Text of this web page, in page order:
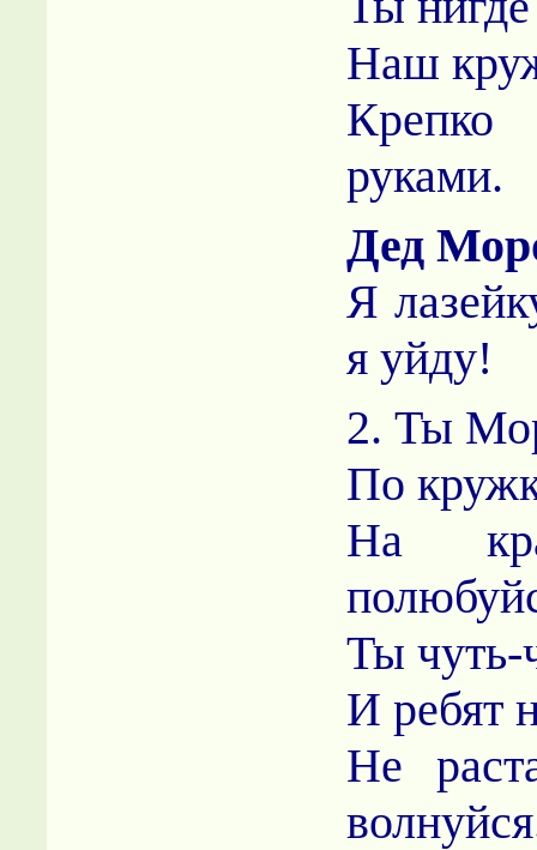
Наш
Крепко
руками.
Дед
Я
я уйду!
2. Ты
По
На
Ты чуть-
И ребят
Не